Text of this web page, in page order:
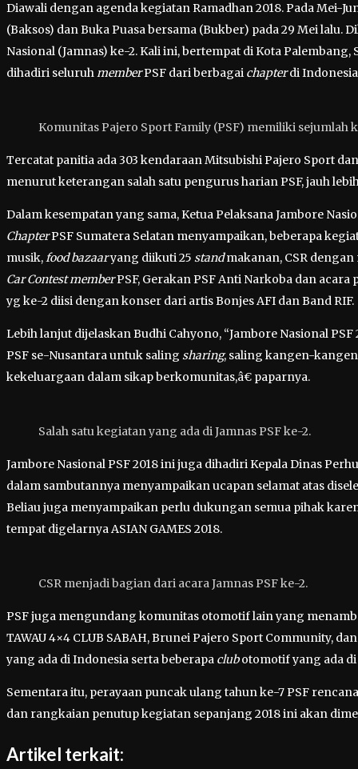
Diawali dengan agenda kegiatan Ramadhan 2018. Pada Mei-
(Baksos) dan Buka Puasa bersama (Bukber) pada 29 Mei
Nasional (Jamnas) ke-2. Kali ini, bertempat di Kota
dihadiri seluruhmemberPSF dari berbagai chapterdi
Komunitas Pajero Sport Family (PSF) memiliki sejumlah
Tercatat panitia ada 303 kendaraan Mitsubishi Pajero Sport
menurut keterangan salah satu pengurus harian PSF, jauh
Dalam kesempatan yang sama, Ketua Pelaksana Jambore
ChapterPSF Sumatera Selatan menyampaikan, beberapa
musik,food bazaaryang diikuti 25 standmakanan, CSR dengan
Car ContestmemberPSF, Gerakan PSF Anti Narkoba dan
yg ke-2 diisi dengan konser dari artis Bonjes AFI dan Band RIF.
Lebih lanjut dijelaskan Budhi Cahyono, “Jambore Nasional
PSF se-Nusantara untuk saling sharing, saling kangen-
kekeluargaan dalam sikap berkomunitas,â€ paparnya.
Salah satu kegiatan yang ada di Jamnas PSF ke-2.
Jambore Nasional PSF 2018 ini juga dihadiri Kepala Dinas
dalam sambutannya menyampaikan ucapan selamat atas
Beliau juga menyampaikan perlu dukungan semua pihak
tempat digelarnya ASIAN GAMES 2018.
CSR menjadi bagian dari acara Jamnas PSF ke-2.
PSF juga mengundang komunitas otomotif lain yang
TAWAU 4×4 CLUB SABAH, Brunei Pajero Sport Community,
yang ada di Indonesia serta beberapa clubotomotif yang ada di
Sementara itu, perayaan puncak ulang tahun ke-7 PSF
dan rangkaian penutup kegiatan sepanjang 2018 ini akan
Artikel terkait: